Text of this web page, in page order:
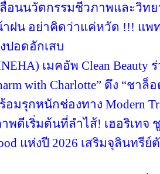
ลื่อนนวัตกรรมชีวภาพและวิท
ฝน อย่าคิดว่าแค่หวัด !!! แพ
ปอดอักเสบ
เมคอัพ Clean Beauty
with Charlotte” ดึง “ช
อมรุกหนักช่องทาง Modern
ดีเริ่มต้นที่ลำไส้! เฮอริเทจ
แห่งปี 2026 เสริมจุลินท